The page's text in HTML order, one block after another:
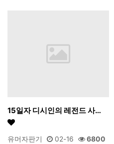
15일자 디시인의 레전드 사…
유머자판기 02-16
6800